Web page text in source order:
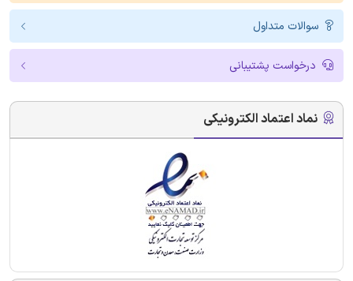
سوالات متداول
درخواست پشتیبانی
نماد اعتماد الکترونیکی